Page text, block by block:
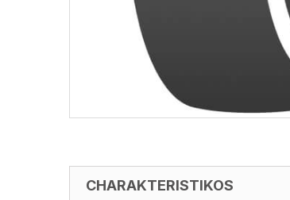
CHARAKTERISTIKOS